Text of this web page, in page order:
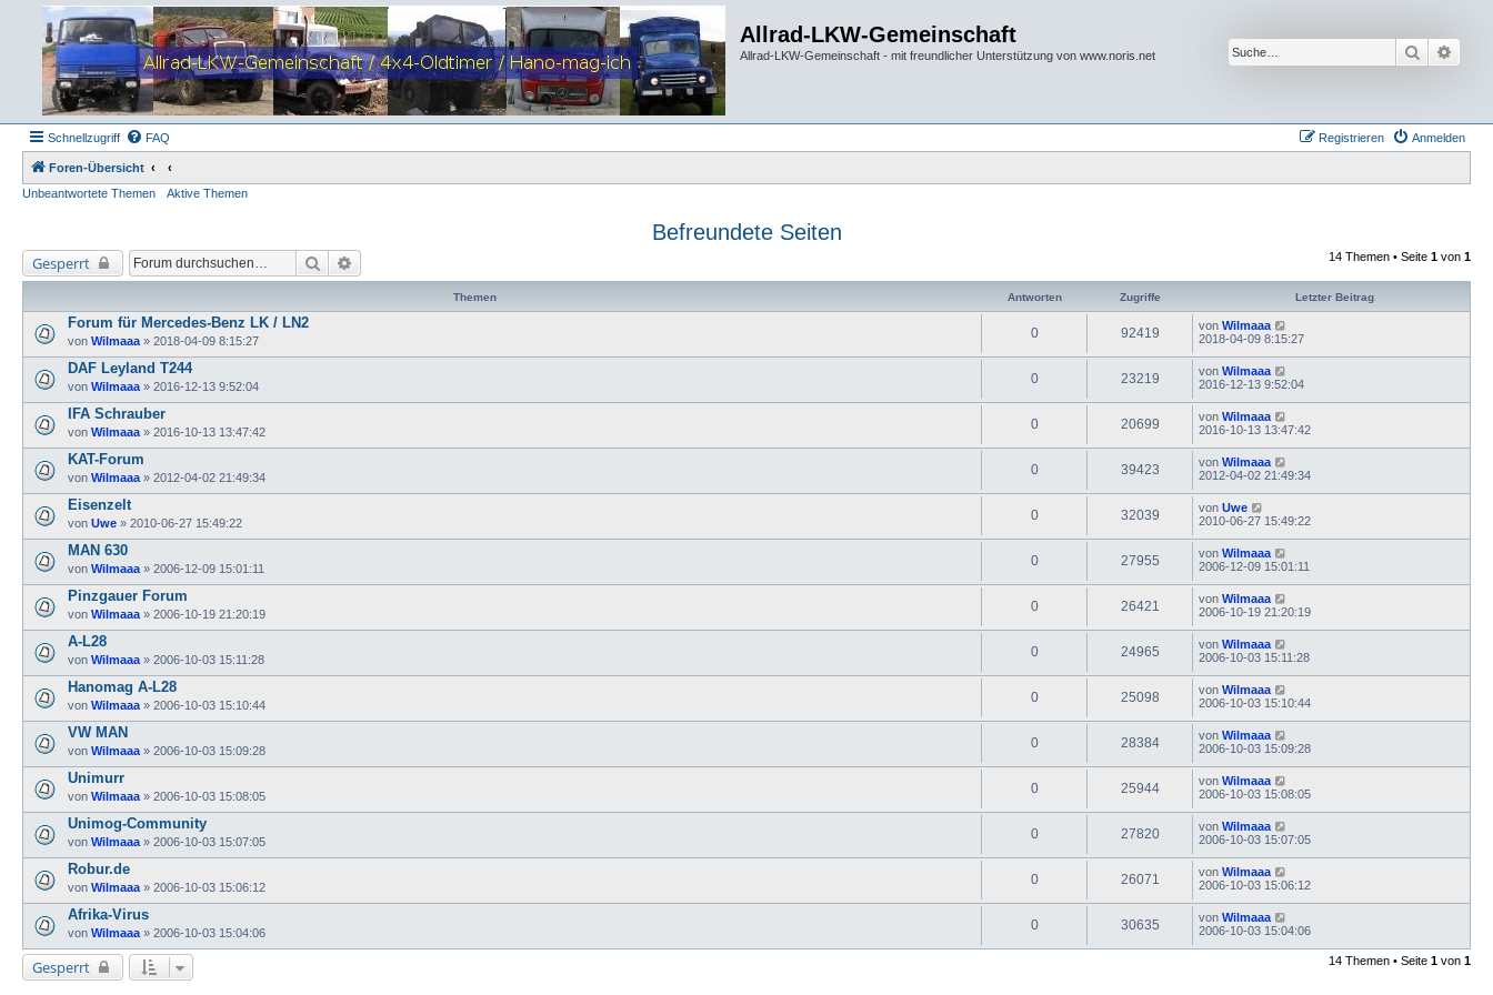
Allrad-LKW-Gemeinschaft
Allrad-LKW-Gemeinschaft - mit freundlicher Unterstützung von www.noris.net Suche
Schnellzugriff FAQ Anmelden
Registrieren
Foren-Übersicht
Unbeantwortete Themen
Aktive Themen
Befreundete Seiten
Gesperrt Suche 14 Themen • Seite 1 von 1
Themen Antworten Zugriffe Letzter Beitrag
Forum für Mercedes-Benz LK / LN2
von Wilmaaa » 2018-04-09 8:15:27
0 92419 von Wilmaaa
2018-04-09 8:15:27
DAF Leyland T244
von Wilmaaa » 2016-12-13 9:52:04
0 23219 von Wilmaaa
2016-12-13 9:52:04
IFA Schrauber
von Wilmaaa » 2016-10-13 13:47:42
0 20699 von Wilmaaa
2016-10-13 13:47:42
KAT-Forum
von Wilmaaa » 2012-04-02 21:49:34
0 39423 von Wilmaaa
2012-04-02 21:49:34
Eisenzelt
von Uwe » 2010-06-27 15:49:22
0 32039 von Uwe
2010-06-27 15:49:22
MAN 630
von Wilmaaa » 2006-12-09 15:01:11
0 27955 von Wilmaaa
2006-12-09 15:01:11
Pinzgauer Forum
von Wilmaaa » 2006-10-19 21:20:19
0 26421 von Wilmaaa
2006-10-19 21:20:19
A-L28
von Wilmaaa » 2006-10-03 15:11:28
0 24965 von Wilmaaa
2006-10-03 15:11:28
Hanomag A-L28
von Wilmaaa » 2006-10-03 15:10:44
0 25098 von Wilmaaa
2006-10-03 15:10:44
VW MAN
von Wilmaaa » 2006-10-03 15:09:28
0 28384 von Wilmaaa
2006-10-03 15:09:28
Unimurr
von Wilmaaa » 2006-10-03 15:08:05
0 25944 von Wilmaaa
2006-10-03 15:08:05
Unimog-Community
von Wilmaaa » 2006-10-03 15:07:05
0 27820 von Wilmaaa
2006-10-03 15:07:05
Robur.de
von Wilmaaa » 2006-10-03 15:06:12
0 26071 von Wilmaaa
2006-10-03 15:06:12
Afrika-Virus
von Wilmaaa » 2006-10-03 15:04:06
0 30635 von Wilmaaa
2006-10-03 15:04:06
Gesperrt 14 Themen • Seite 1 von 1